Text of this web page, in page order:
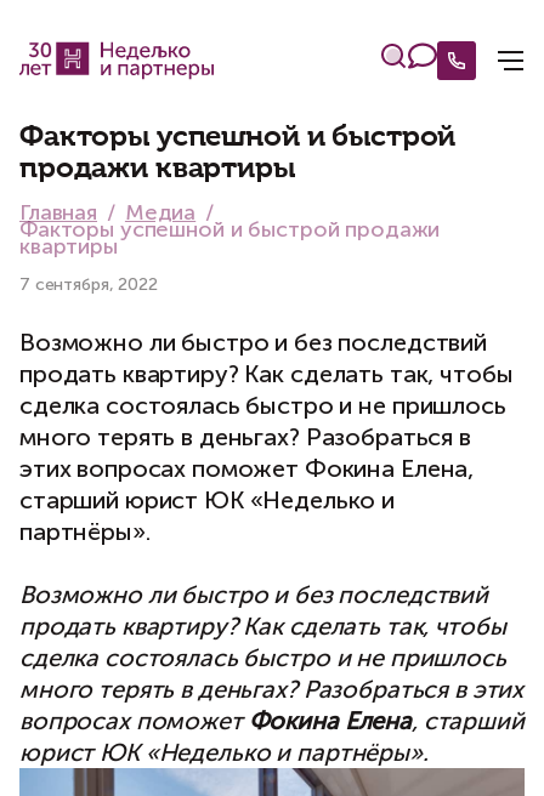
Факторы успешной и быстрой
продажи квартиры
Главная Медиа
Факторы успешной и быстрой продажи
квартиры
7 сентября, 2022
Возможно ли быстро и без последствий
продать квартиру? Как сделать так, чтобы
сделка состоялась быстро и не пришлось
много терять в деньгах? Разобраться в
этих вопросах поможет Фокина Елена,
старший юрист ЮК «Неделько и
партнёры».
Возможно ли быстро и без последствий
продать квартиру? Как сделать так, чтобы
сделка состоялась быстро и не пришлось
много терять в деньгах? Разобраться в этих
вопросах поможет Фокина Елена, старший
юрист ЮК «Неделько и партнёры».